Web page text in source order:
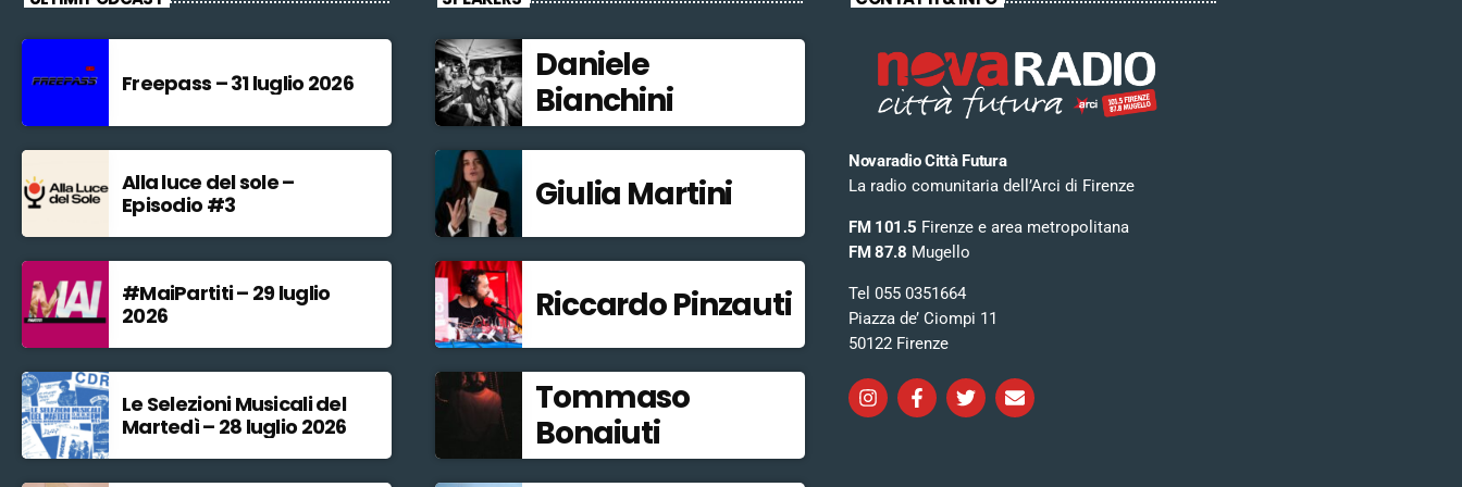
Freepass – 31 luglio 2026
Alla luce del sole –
Episodio #3
#MaiPartiti – 29 luglio
2026
Le Selezioni Musicali del
Martedì – 28 luglio 2026
Daniele
Bianchini
Giulia Martini
Riccardo Pinzauti
Tommaso
Bonaiuti
Novaradio Città Futura
La radio comunitaria dell’Arci di Firenze
FM 101.5 Firenze e area metropolitana
FM 87.8 Mugello
Tel 055 0351664
Piazza de’ Ciompi 11
50122 Firenze